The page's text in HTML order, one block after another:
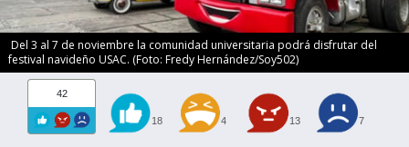
Del 3 al 7 de noviembre la comunidad universitaria podrá disfrutar del
festival navideño USAC. (Foto: Fredy Hernández/Soy502)
42
18 4 13 7